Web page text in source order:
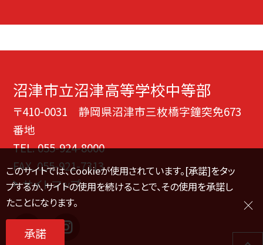
沼津市立沼津高等学校中等部
〒410-0031 静岡県沼津市三枚橋字鐘突免673
番地
TEL.055-924-8000
FAX. 055-921-7313
サイトマップ
このサイトでは、Cookieが使用されています。[承諾]をタッ
プするか、サイトの使用を続けることで、その使用を承諾し
たことになります。
承諾